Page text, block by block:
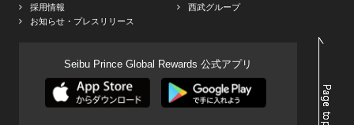
採用情報
お知らせ・プレスリリース
西武グループ
Seibu Prince Global Rewards 公式アプリ